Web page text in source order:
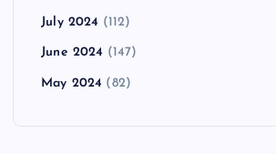
July 2024 (112)
June 2024 (147)
May 2024 (82)